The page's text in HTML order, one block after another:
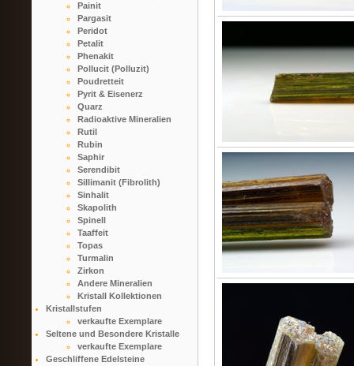
Painit
Pargasit
Peridot
Petalit
Phenakit
Pollucit (Polluzit)
Poudretteit
Pyrit & Eisenerz
Quarz
Radioaktive Mineralien
Rutil
Rubin
Saphir
Serendibit
Sillimanit (Fibrolith)
Sinhalit
Skapolith
Spinell
Taaffeit
Topas
Turmalin
Zirkon
Andere Mineralien
Kristall Kollektionen
Kristallstufen
verkaufte Exemplare
Seltene und Besondere Kristalle
verkaufte Exemplare
Geschliffene Edelsteine